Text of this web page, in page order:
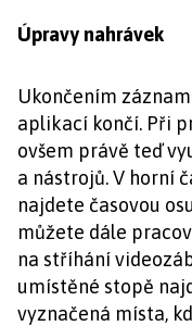
Úpravy nahrávek
Ukončením
aplikací končí. Při
ovšem právě teď
a nástrojů. V horní
najdete časovou
můžete dále
na stříhání
umístěné stopě
vyznačená místa,